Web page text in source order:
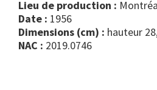
Lieu de production :
Date : 1956
Dimensions (cm) : hauteur
NAC : 2019.0746